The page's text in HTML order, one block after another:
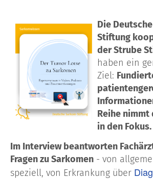
Die
Stiftung
derStrube
haben ein
Ziel:
Reihe nimmt
in den Fokus.
Im Interviewbeantworten
Fragen zu Sarkomen - von
speziell, von Erkrankung über